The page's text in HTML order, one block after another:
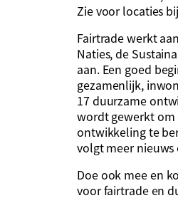
Zie voor locaties
Fairtrade werkt
Naties, de
aan. Een goed
gezamenlijk,
17 duurzame
wordt gewerkt om
ontwikkeling te
volgt meer nieuws
Doe ook mee en
voor fairtrade en